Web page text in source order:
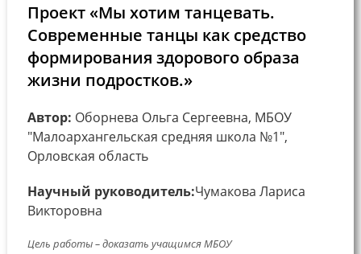
Проект «Мы хотим танцевать.
Современные танцы как средство
формирования здорового образа
жизни подростков.»
Автор: Оборнева Ольга Сергеевна, МБОУ
"Малоархангельская средняя школа №1",
Орловская область
Научный руководитель:Чумакова Лариса
Викторовна
Цель работы – доказать учащимся МБОУ